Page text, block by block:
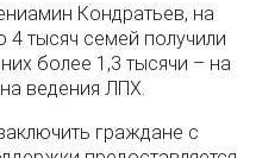
Кондратьев, на
тысяч семей получили
более 1,3 тысячи – на
ведения ЛПХ.
граждане с